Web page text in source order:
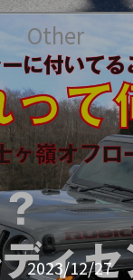
Other
2023/12/27